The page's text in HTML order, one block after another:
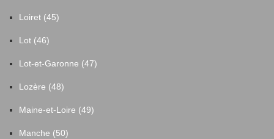
Loiret (45)
Lot (46)
Lot-et-Garonne (47)
Lozère (48)
Maine-et-Loire (49)
Manche (50)